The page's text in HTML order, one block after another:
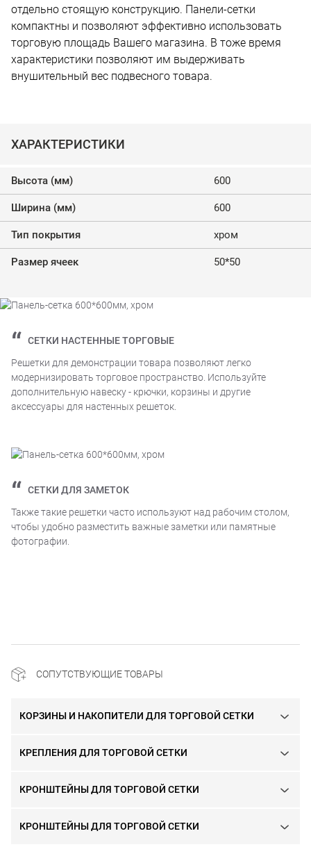
отдельно стоящую конструкцию. Панели-сетки
компактны и позволяют эффективно использовать
торговую площадь Вашего магазина. В тоже время
характеристики позволяют им выдерживать
внушительный вес подвесного товара.
ХАРАКТЕРИСТИКИ
Высота (мм) 600
Ширина (мм) 600
Тип покрытия хром
Размер ячеек 50*50
СЕТКИ НАСТЕННЫЕ ТОРГОВЫЕ
Решетки для демонстрации товара позволяют легко
модернизировать торговое пространство. Используйте
дополнительную навеску - крючки, корзины и другие
аксессуары для настенных решеток.
CЕТКИ ДЛЯ ЗАМЕТОК
Также такие решетки часто используют над рабочим столом,
чтобы удобно разместить важные заметки или памятные
фотографии.
СОПУТСТВУЮЩИЕ ТОВАРЫ
КОРЗИНЫ И НАКОПИТЕЛИ ДЛЯ ТОРГОВОЙ СЕТКИ
КРЕПЛЕНИЯ ДЛЯ ТОРГОВОЙ СЕТКИ
КРОНШТЕЙНЫ ДЛЯ ТОРГОВОЙ СЕТКИ
КРОНШТЕЙНЫ ДЛЯ ТОРГОВОЙ СЕТКИ